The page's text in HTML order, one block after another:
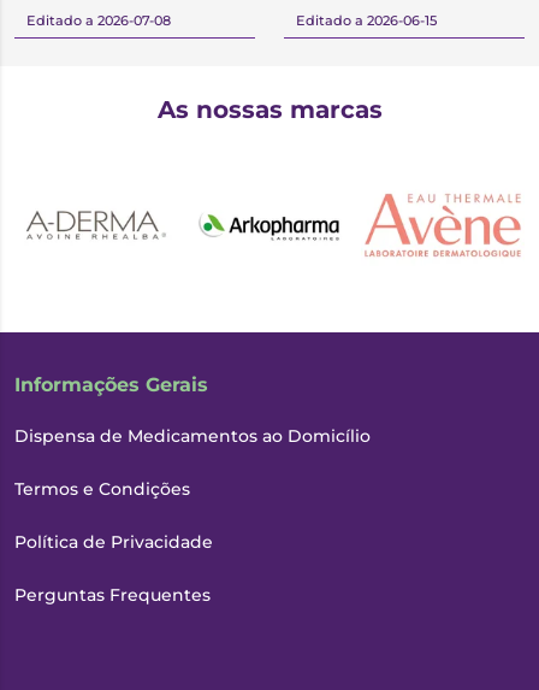
Editado a 2026-07-08
Editado a 2026-06-15
As nossas marcas
Informações Gerais
Dispensa de Medicamentos ao Domicílio
Termos e Condições
Política de Privacidade
Perguntas Frequentes